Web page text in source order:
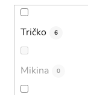
Tričko 6
Mikina 0